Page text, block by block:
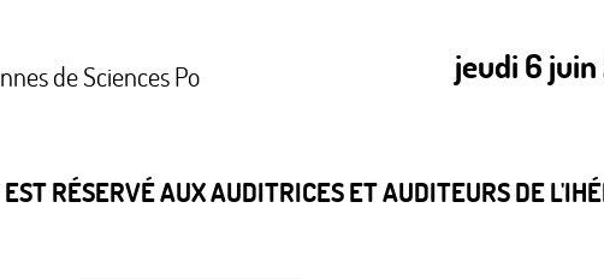
de Sciences Po jeudi 6 juin
EST RÉSERVÉ AUX AUDITRICES ET AUDITEURS DE